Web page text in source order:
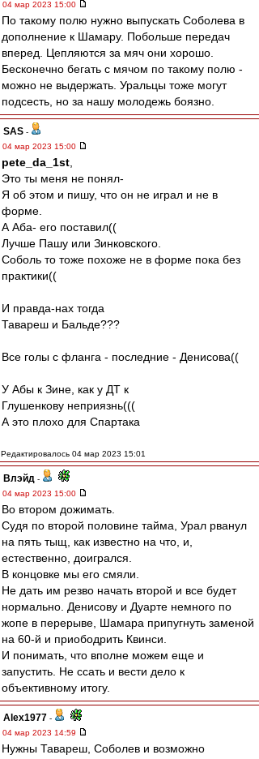
04 мар 2023 15:00
По такому полю нужно выпускать Соболева в
дополнение к Шамару. Побольше передач
вперед. Цепляются за мяч они хорошо.
Бесконечно бегать с мячом по такому полю -
можно не выдержать. Уральцы тоже могут
подсесть, но за нашу молодежь боязно.
SAS -
04 мар 2023 15:00
pete_da_1st
Это ты меня не понял-
Я об этом и пишу, что он не играл и не в
форме.
А Аба- его поставил((
Лучше Пашу или Зинковского.
Соболь то тоже похоже не в форме пока без
практики((
И правда-нах тогда
Тавареш и Бальде???
Все голы с фланга - последние - Денисова((
У Абы к Зине, как у ДТ к
Глушенкову неприязнь(((
А это плохо для Спартака
Редактировалось 04 мар 2023 15:01
Влэйд -
04 мар 2023 15:00
Во втором дожимать.
Судя по второй половине тайма, Урал рванул
на пять тыщ, как известно на что, и,
естественно, доигрался.
В концовке мы его смяли.
Не дать им резво начать второй и все будет
нормально. Денисову и Дуарте немного по
жопе в перерыве, Шамара припугнуть заменой
на 60-й и приободрить Квинси.
И понимать, что вполне можем еще и
запустить. Не ссать и вести дело к
объективному итогу.
Alex1977 -
04 мар 2023 14:59
Нужны Тавареш, Соболев и возможно